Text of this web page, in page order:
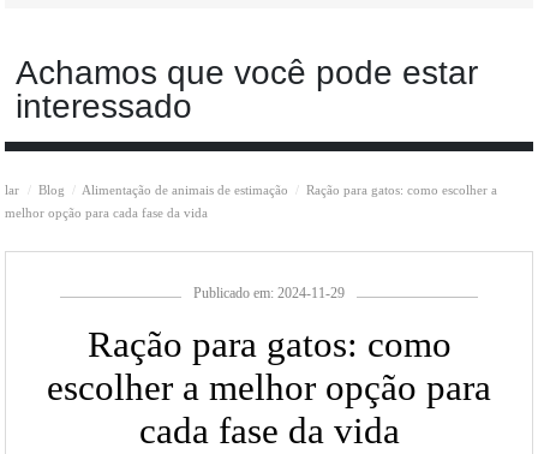
Achamos que você pode estar
interessado
lar Blog Alimentação de animais de estimação
Ração para gatos: como escolher a
melhor opção para cada fase da vida
Publicado em: 2024-11-29
Ração para gatos: como
escolher a melhor opção para
cada fase da vida